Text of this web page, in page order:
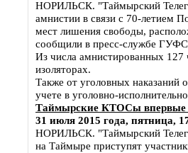
НОРИЛЬСК. "Таймырский
амнистии в связи с 70-летием
мест лишения свободы,
сообщили в пресс-службе
Из числа амнистированных 127
изоляторах.
Также от уголовных наказаний
учете в уголовно-
Таймырские КТОСы впервые
31 июля 2015 года, пятница,
НОРИЛЬСК. "Таймырский
на Таймыре приступят